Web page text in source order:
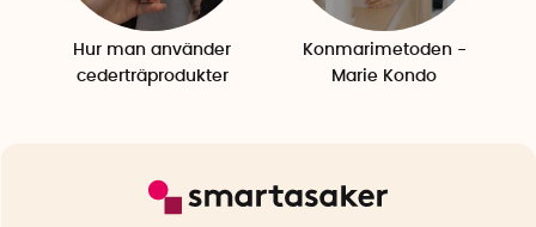
Hur man använder
cederträprodukter
Konmarimetoden -
Marie Kondo